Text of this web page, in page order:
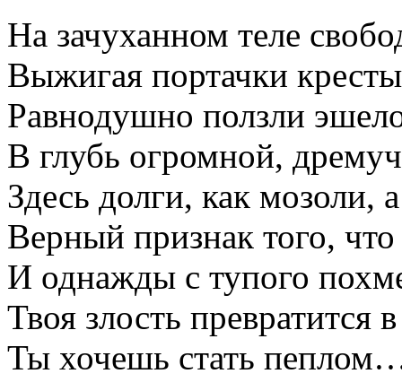
На зачуханном теле
Выжигая портачки
Равнодушно ползли
В глубь огромной,
Здесь долги, как мозоли,
Верный признак того,
И однажды с тупого
Твоя злость превратится
Ты хочешь стать